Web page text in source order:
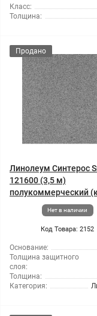
Класс:
Толщина:
Продано
Линолеум Синтерос
121600 (3,5 м)
полукоммерческий
Нет в наличии
Код Товара: 2152
Основание:
Толщина защитного
слоя:
Толщина:
Категория: